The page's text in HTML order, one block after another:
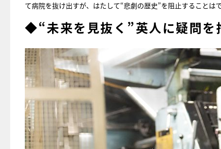
て病院を抜け出すが、はたして“悲劇の歴史”を阻止することは
◆“未来を見抜く”英人に疑問を